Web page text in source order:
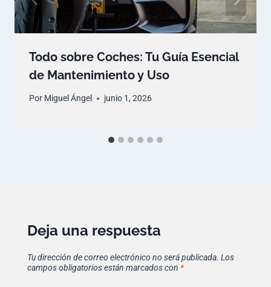
Todo sobre Coches: Tu Guía Esencial
de Mantenimiento y Uso
Por Miguel Ángel junio 1, 2026
Deja una respuesta
Tu dirección de correo electrónico no será publicada. Los
campos obligatorios están marcados con *